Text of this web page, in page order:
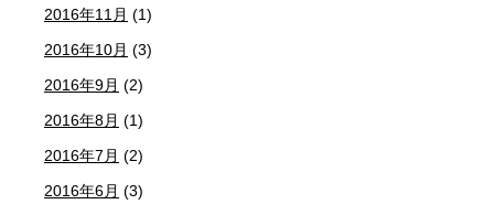
2016年11月 (1)
2016年10月 (3)
2016年9月 (2)
2016年8月 (1)
2016年7月 (2)
2016年6月 (3)